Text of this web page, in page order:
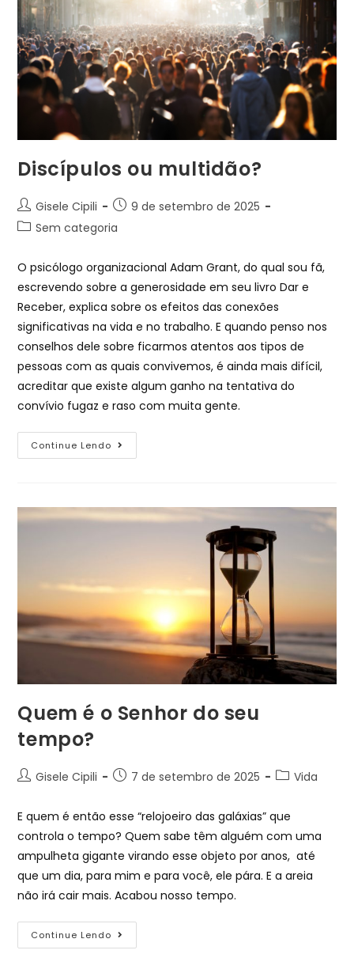
Discípulos ou multidão?
Gisele Cipili
9 de setembro de 2025
Sem categoria
O psicólogo organizacional Adam Grant, do qual sou fã,
escrevendo sobre a generosidade em seu livro Dar e
Receber, explica sobre os efeitos das conexões
significativas na vida e no trabalho. E quando penso nos
conselhos dele sobre ficarmos atentos aos tipos de
pessoas com as quais convivemos, é ainda mais difícil,
acreditar que existe algum ganho na tentativa do
convívio fugaz e raso com muita gente.
Continue Lendo
Quem é o Senhor do seu
tempo?
Gisele Cipili 7 de setembro de 2025 Vida
E quem é então esse “relojoeiro das galáxias” que
controla o tempo? Quem sabe têm alguém com uma
ampulheta gigante virando esse objeto por anos, até
que um dia, para mim e para você, ele pára. E a areia
não irá cair mais. Acabou nosso tempo.
Continue Lendo